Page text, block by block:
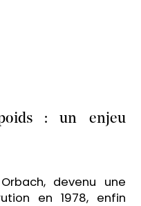
: un enjeu
devenu une
en 1978, enfin